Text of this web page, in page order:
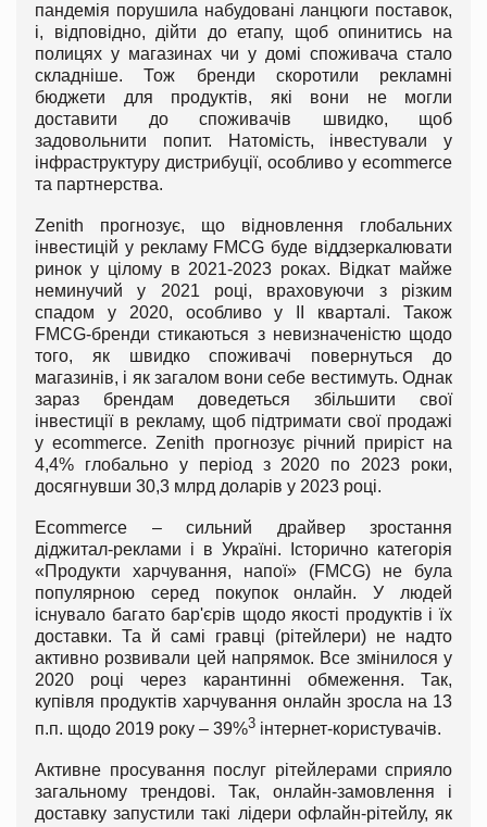
пандемія порушила набудовані ланцюги поставок,
і, відповідно, дійти до етапу, щоб опинитись на
полицях у магазинах чи у домі споживача стало
складніше. Тож бренди скоротили рекламні
бюджети для продуктів, які вони не могли
доставити до споживачів швидко, щоб
задовольнити попит. Натомість, інвестували у
інфраструктуру дистрибуції, особливо у ecommerce
та партнерства.
Zenith прогнозує, що відновлення глобальних
інвестицій у рекламу FMCG буде віддзеркалювати
ринок у цілому в 2021-2023 роках. Відкат майже
неминучий у 2021 році, враховуючи з різким
спадом у 2020, особливо у ІІ кварталі. Також
FMCG-бренди стикаються з невизначеністю щодо
того, як швидко споживачі повернуться до
магазинів, і як загалом вони себе вестимуть. Однак
зараз брендам доведеться збільшити свої
інвестиції в рекламу, щоб підтримати свої продажі
у ecommerce. Zenith прогнозує річний приріст на
4,4% глобально у період з 2020 по 2023 роки,
досягнувши 30,3 млрд доларів у 2023 році.
Ecommerce – сильний драйвер зростання
діджитал-реклами і в Україні. Історично категорія
«Продукти харчування, напої» (FMCG) не була
популярною серед покупок онлайн. У людей
існувало багато бар'єрів щодо якості продуктів і їх
доставки. Та й самі гравці (рітейлери) не надто
активно розвивали цей напрямок. Все змінилося у
2020 році через карантинні обмеження. Так,
купівля продуктів харчування онлайн зросла на 13
п.п. щодо 2019 року – 39%3 інтернет-користувачів.
Активне просування послуг рітейлерами сприяло
загальному трендові. Так, онлайн-замовлення і
доставку запустили такі лідери офлайн-рітейлу, як